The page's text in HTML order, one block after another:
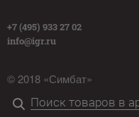
+7 (495) 933 27 02
info@igr.ru
© 2018 «Симбат»